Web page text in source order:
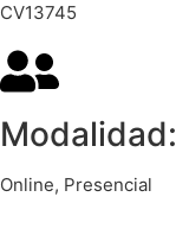
CV13745
Modalidad:
Online, Presencial